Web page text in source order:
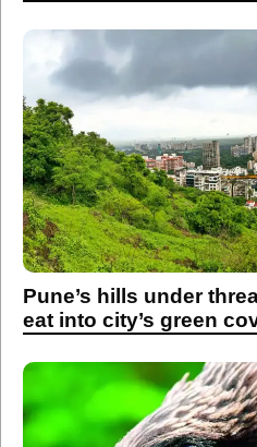
Pune’s hills under
eat into city’s green